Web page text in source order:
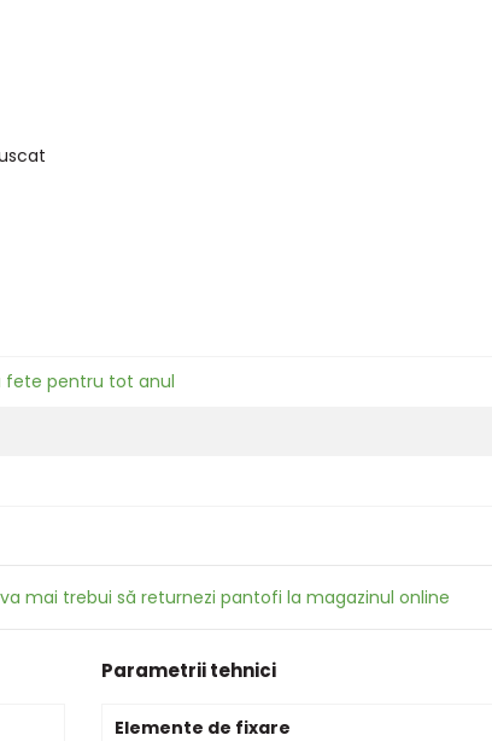
fete pentru tot anul
mai trebui să returnezi pantofi la magazinul online
Parametrii tehnici
Elemente de fixare